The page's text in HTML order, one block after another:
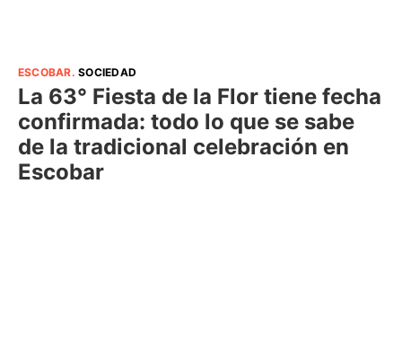
ESCOBAR.SOCIEDAD
La 63° Fiesta de la Flor tiene fecha
confirmada: todo lo que se sabe
de la tradicional celebración en
Escobar